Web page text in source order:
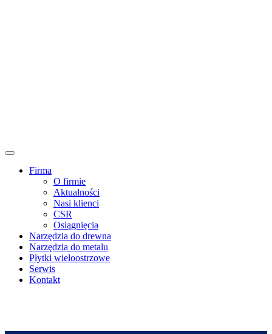
Firma
O firmie
Aktualności
Nasi klienci
CSR
Osiągnięcia
Narzędzia do drewna
Narzędzia do metalu
Płytki wieloostrzowe
Serwis
Kontakt